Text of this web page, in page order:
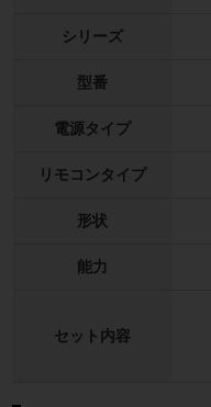
シリーズ
型番
電源タイプ
リモコンタイプ
形状
能力
セット内容